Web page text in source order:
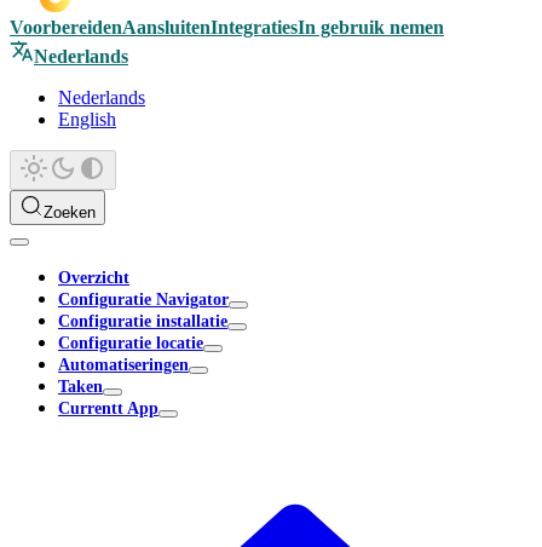
VoorbereidenAansluitenIntegratiesIn gebruik nemen
Nederlands
Nederlands
English
Zoeken
Overzicht
Configuratie Navigator
Configuratie installatie
Configuratie locatie
Automatiseringen
Taken
Currentt App